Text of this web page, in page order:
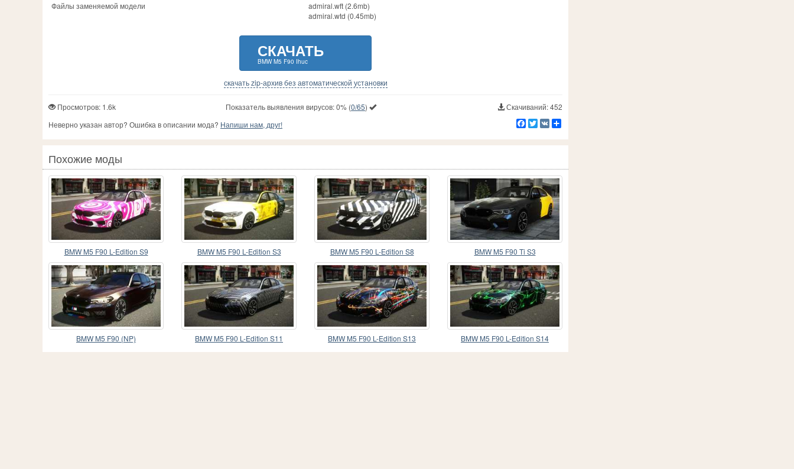
Файлы заменяемой модели
admiral.wft (2.6mb)
admiral.wtd (0.45mb)
СКАЧАТЬ
BMW M5 F90 Ihuc
скачать zip-архив без автоматической установки
Просмотров: 1.6k Показатель выявления вирусов:0%(0/65)
Скачиваний: 452
Неверно указан автор? Ошибка в описании мода? Напиши нам, друг! Facebook
Twitter
VK
Похожие моды
BMW M5 F90 L-Edition S9 BMW M5 F90 L-Edition S3 BMW M5 F90 L-Edition S8 BMW M5 F90 Ti S3
BMW M5 F90 (NP) BMW M5 F90 L-Edition S11 BMW M5 F90 L-Edition S13 BMW M5 F90 L-Edition S14